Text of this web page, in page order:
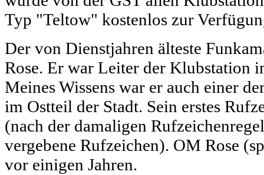
Typ "Teltow" kostenlos zur
Der von Dienstjahren älteste
Rose. Er war Leiter der Klubstation
Meines Wissens war er auch einer
im Ostteil der Stadt. Sein erstes
(nach der damaligen
vergebene Rufzeichen). OM Rose
vor einigen Jahren.